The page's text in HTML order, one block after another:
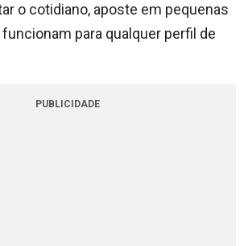
o cotidiano, aposte em pequenas
para qualquer perfil de
PUBLICIDADE